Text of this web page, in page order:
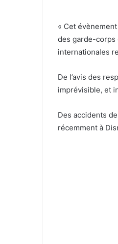
« Cet
des garde-corps
internationales
De l’avis des
imprévisible, et
Des accidents
récemment à